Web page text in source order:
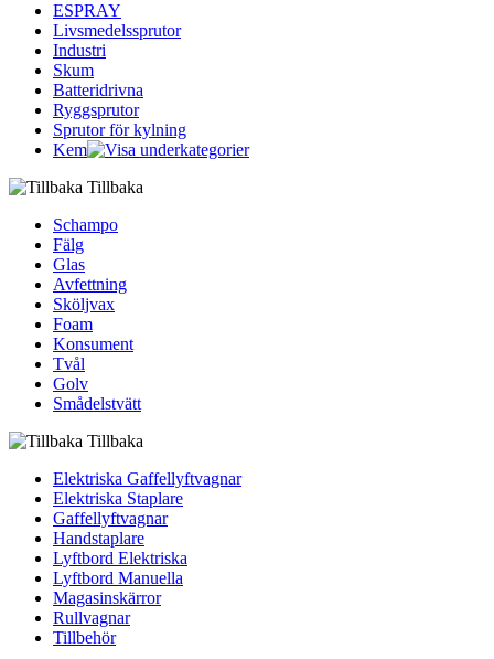
ESPRAY
Livsmedelssprutor
Industri
Skum
Batteridrivna
Ryggsprutor
Sprutor för kylning
Kem
Tillbaka
Schampo
Fälg
Glas
Avfettning
Sköljvax
Foam
Konsument
Tvål
Golv
Smådelstvätt
Tillbaka
Elektriska Gaffellyftvagnar
Elektriska Staplare
Gaffellyftvagnar
Handstaplare
Lyftbord Elektriska
Lyftbord Manuella
Magasinskärror
Rullvagnar
Tillbehör